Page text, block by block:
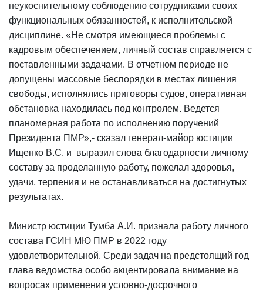
неукоснительному соблюдению сотрудниками своих
функциональных обязанностей, к исполнительской
дисциплине. «Не смотря имеющиеся проблемы с
кадровым обеспечением, личный состав справляется с
поставленными задачами. В отчетном периоде не
допущены массовые беспорядки в местах лишения
свободы, исполнялись приговоры судов, оперативная
обстановка находилась под контролем. Ведется
планомерная работа по исполнению поручений
Президента ПМР»,- сказал генерал-майор юстиции
Ищенко В.С. и выразил слова благодарности личному
составу за проделанную работу, пожелал здоровья,
удачи, терпения и не останавливаться на достигнутых
результатах.
Министр юстиции Тумба А.И. признала работу личного
состава ГСИН МЮ ПМР в 2022 году
удовлетворительной. Среди задач на предстоящий год
глава ведомства особо акцентировала внимание на
вопросах применения условно-досрочного